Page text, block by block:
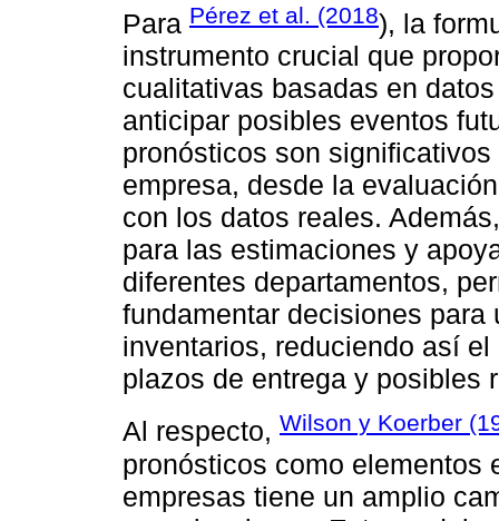
Para Pérez et al. (2018), la
instrumento crucial que
cualitativas basadas en
anticipar posibles eventos
pronósticos son
empresa, desde la
con los datos reales.
para las estimaciones y
diferentes departamentos,
fundamentar decisiones
inventarios, reduciendo así
plazos de entrega y posibles
Al respecto, Wilson y Koerber
pronósticos como elementos
empresas tiene un amplio